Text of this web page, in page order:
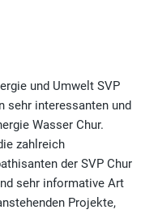
und Umwelt SVP
sehr interessanten und
Wasser Chur.
zahlreich
der SVP Chur
sehr informative Art
Projekte,